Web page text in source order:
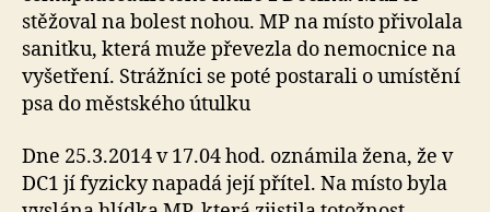
stěžoval na bolest nohou. MP na místo přivolala
sanitku, která muže převezla do nemocnice na
vyšetření. Strážníci se poté postarali o umístění
psa do městského útulku
Dne 25.3.2014 v 17.04 hod. oznámila žena, že v
DC1 jí fyzicky napadá její přítel. Na místo byla